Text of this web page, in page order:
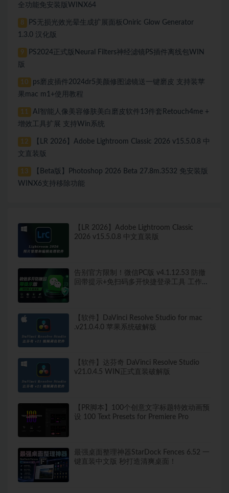
全功能免安装版WINX64
8
PS无损光效光晕生成扩展面板Oniric Glow Generator
1.3.0 汉化版
9
PS2024正式版Neural Filters神经滤镜PS插件离线包WIN
版
10
ps磨皮插件2024dr5美颜修图滤镜送一键磨皮 支持装苹
果mac m1+使用教程
11
AI智能人像美容修肤美白磨皮软件13件套Retouch4me +
增效工具扩展 支持Win系统
12
【LR 2026】Adobe Lightroom Classic 2026 v15.5.0.8 中
文直装版
13
【Beta版】Photoshop 2026 Beta 27.8m.3532 免安装版
WINX6支持移除功能
【LR 2026】Adobe Lightroom Classic
2026 v15.5.0.8 中文直装版
告别官方限制！微信PC版 v4.1.12.53 防撤
回带提示+免扫码多开快捷登录工具 工作生
【软件】DaVinci Resolve Studio for mac
.v21.0.4.0 苹果系统破解版
【软件】达芬奇 DaVinci Resolve Studio
v21.0.4.5 WIN正式直装破解版
【PR脚本】100个创意文字标题特效动画预
设 100 Text Presets for Premiere Pro
最强桌面整理神器StarDock Fences 6.52 一
键直装中文版 秒打造清爽桌面！